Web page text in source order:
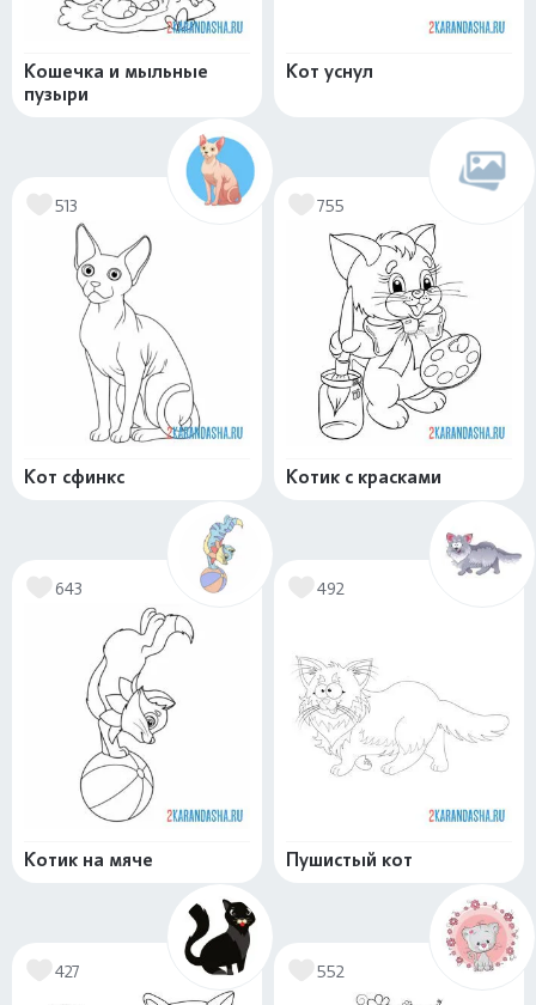
Кошечка и мыльные
пузыри
Кот уснул
513
Кот сфинкс
755
Котик с красками
643
Котик на мяче
492
Пушистый кот
427 552